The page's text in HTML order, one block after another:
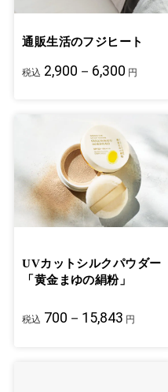
通販生活のフジヒート
税込 2,900－6,300 円
UVカットシルクパウダー
「黄金まゆの絹粉」
税込 700－15,843 円